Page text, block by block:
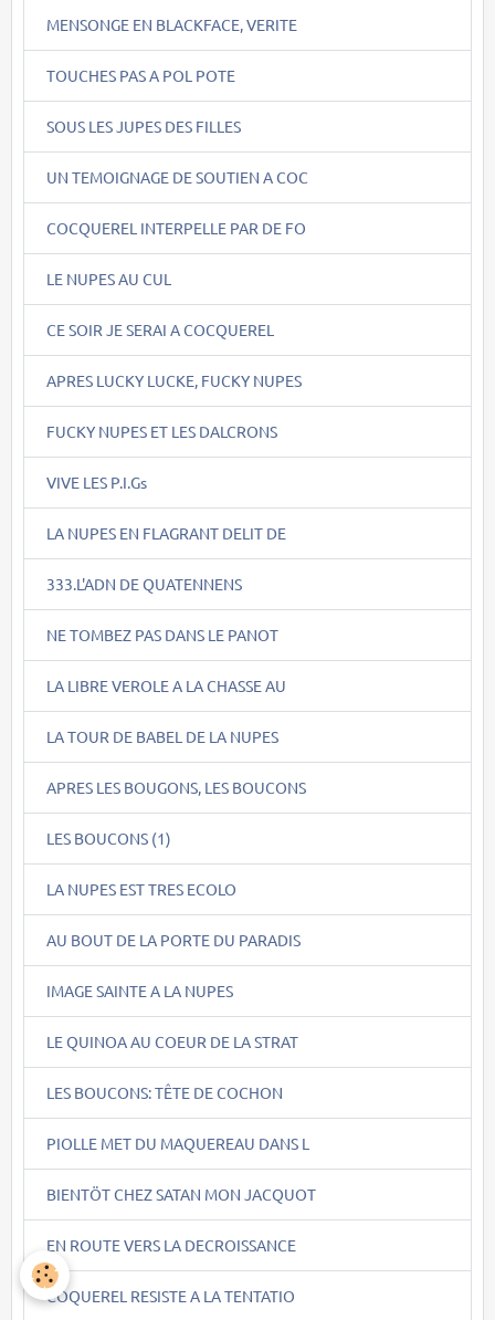
MENSONGE EN BLACKFACE, VERITE
TOUCHES PAS A POL POTE
SOUS LES JUPES DES FILLES
UN TEMOIGNAGE DE SOUTIEN A COC
COCQUEREL INTERPELLE PAR DE FO
LE NUPES AU CUL
CE SOIR JE SERAI A COCQUEREL
APRES LUCKY LUCKE, FUCKY NUPES
FUCKY NUPES ET LES DALCRONS
VIVE LES P.I.Gs
LA NUPES EN FLAGRANT DELIT DE
333.L'ADN DE QUATENNENS
NE TOMBEZ PAS DANS LE PANOT
LA LIBRE VEROLE A LA CHASSE AU
LA TOUR DE BABEL DE LA NUPES
APRES LES BOUGONS, LES BOUCONS
LES BOUCONS (1)
LA NUPES EST TRES ECOLO
AU BOUT DE LA PORTE DU PARADIS
IMAGE SAINTE A LA NUPES
LE QUINOA AU COEUR DE LA STRAT
LES BOUCONS: TÊTE DE COCHON
PIOLLE MET DU MAQUEREAU DANS L
BIENTÖT CHEZ SATAN MON JACQUOT
EN ROUTE VERS LA DECROISSANCE
COQUEREL RESISTE A LA TENTATIO